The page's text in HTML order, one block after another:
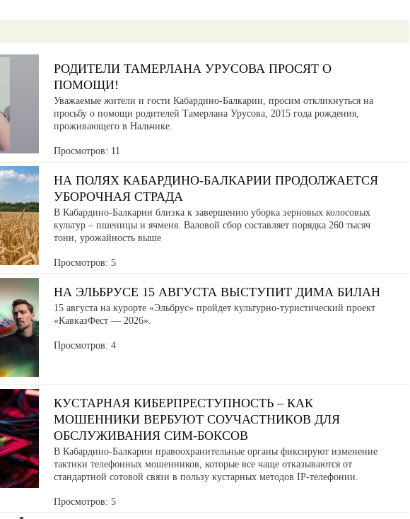
РОДИТЕЛИ ТАМЕРЛАНА УРУСОВА ПРОСЯТ О
ПОМОЩИ!
Уважаемые жители и гости Кабардино-Балкарии, просим откликнуться на
просьбу о помощи родителей Тамерлана Урусова, 2015 года рождения,
проживающего в Нальчике.
Просмотров: 11
НА ПОЛЯХ КАБАРДИНО-БАЛКАРИИ ПРОДОЛЖАЕТСЯ
УБОРОЧНАЯ СТРАДА
В Кабардино-Балкарии близка к завершению уборка зерновых колосовых
культур – пшеницы и ячменя. Валовой сбор составляет порядка 260 тысяч
тонн, урожайность выше
Просмотров: 5
НА ЭЛЬБРУСЕ 15 АВГУСТА ВЫСТУПИТ ДИМА БИЛАН
15 августа на курорте «Эльбрус» пройдет культурно-туристический проект
«КавказФест — 2026».
Просмотров: 4
КУСТАРНАЯ КИБЕРПРЕСТУПНОСТЬ – КАК
МОШЕННИКИ ВЕРБУЮТ СОУЧАСТНИКОВ ДЛЯ
ОБСЛУЖИВАНИЯ СИМ-БОКСОВ
В Кабардино-Балкарии правоохранительные органы фиксируют изменение
тактики телефонных мошенников, которые все чаще отказываются от
стандартной сотовой связи в пользу кустарных методов IP-телефонии.
Просмотров: 5